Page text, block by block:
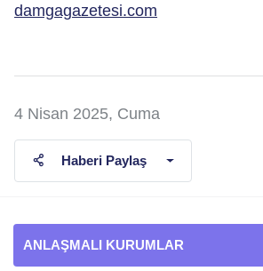
damgagazetesi.com
4 Nisan 2025, Cuma
Haberi Paylaş
ANLAŞMALI KURUMLAR